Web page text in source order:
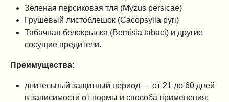
Зеленая персиковая тля (Myzus persicae)
Грушевый листоблешок (Cacopsylla pyri)
Табачная белокрылка (Bemisia tabaci) и другие
сосущие вредители.
Преимущества:
длительный защитный период — от 21 до 60 дней
в зависимости от нормы и способа применения;